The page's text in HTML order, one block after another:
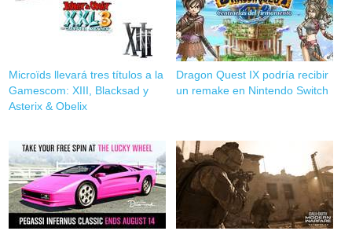
Microïds llevará tres títulos a la
Gamescom: XIII, Blacksad y
Asterix & Obelix
Dragon Quest IX podría recibir
un remake en Nintendo Switch